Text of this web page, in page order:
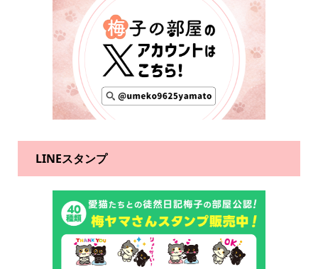
LINEスタンプ